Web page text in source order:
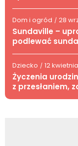
Dom i ogród / 28
Sundaville –
podlewać
Dziecko / 12
Życzenia
z przesłaniem,